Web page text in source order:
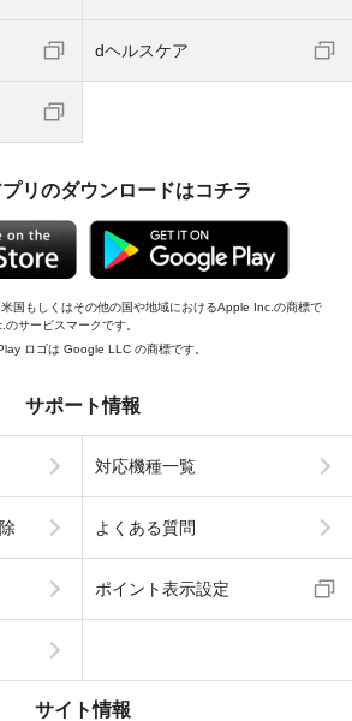
dヘルスケア
リのダウンロードはコチラ
国もしくはその他の国や地域におけるApple Inc.の商標で
サービスマークです。
ロゴは Google LLC の商標です。
サポート情報
対応機種一覧
よくある質問
ポイント表示設定
サイト情報